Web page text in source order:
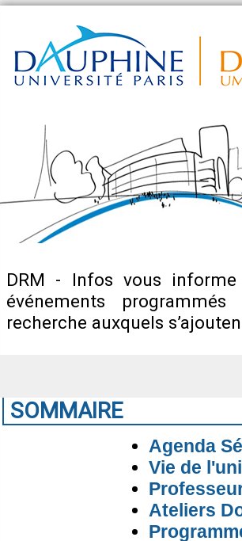
DRM - Infos vous
événements
recherche auxquels
SOMMAIRE
Agenda
Vie de
Ateliers